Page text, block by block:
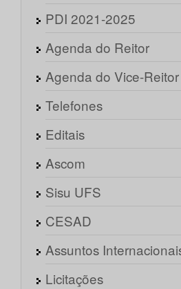
PDI 2021-2025
Agenda do Reitor
Agenda do Vice-Reitor
Telefones
Editais
Ascom
Sisu UFS
CESAD
Assuntos
Licitações